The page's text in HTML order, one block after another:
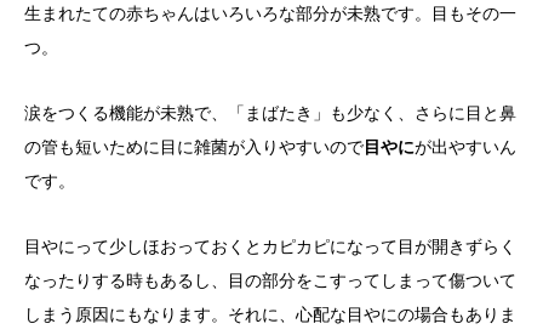
生まれたての赤ちゃんはいろいろな部分が未熟です。目もその一
つ。
涙をつくる機能が未熟で、「まばたき」も少なく、さらに目と鼻
の管も短いために目に雑菌が入りやすいので目やにが出やすいん
です。
目やにって少しほおっておくとカピカピになって目が開きずらく
なったりする時もあるし、目の部分をこすってしまって傷ついて
しまう原因にもなります。それに、心配な目やにの場合もありま